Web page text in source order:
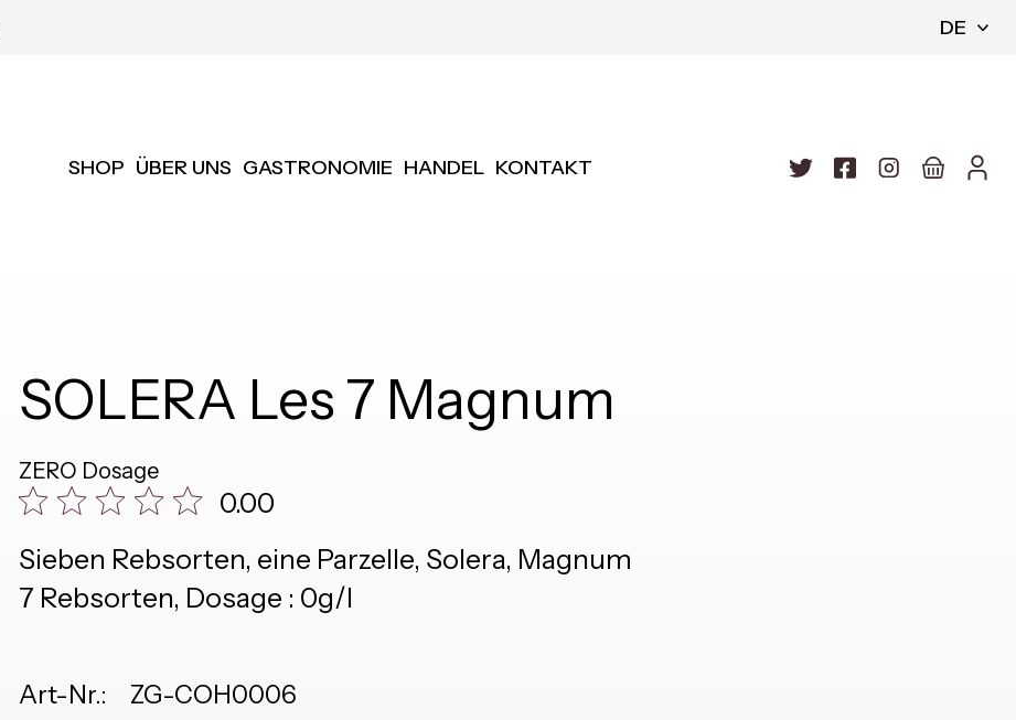
DE
SHOP ÜBER UNS GASTRONOMIE HANDEL KONTAKT
SOLERA Les 7 Magnum
ZERO Dosage
0.00
Sieben Rebsorten, eine Parzelle, Solera, Magnum
7 Rebsorten, Dosage : 0g/l
Art-Nr.:
ZG-COH0006